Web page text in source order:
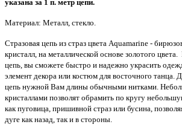
указана за 1 п. метр цепи.
Материал: Металл, стекло.
Стразовая цепь из страз цвета Aquamarine -
кристалл, на металлической основе золотого
цепь, вы сможете быстро и надежно украсить
элемент декора или костюм для восточного танца.
цепь нужной Вам длины обычными нитками.
кристаллами позволят обрамить по кругу
как пуговица, пришивной страз или бусина,
дуге как назад, так и в стороны.